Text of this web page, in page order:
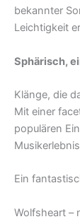
bekannter
Leichtigkeit
Sphärisch,
Klänge, die
Mit einer
populären
Ein
Wolfsheart –